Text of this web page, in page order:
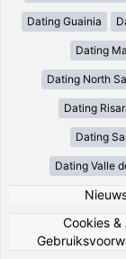
Dating Guainia
Dating
Dating North
Dating
Dating
Dating Valle
Cookies &